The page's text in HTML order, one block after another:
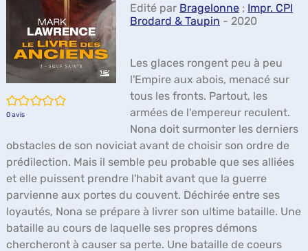
/5
0avis
Edité par Bragelonne ; Impr. CPI
Brodard & Taupin - 2020
Les glaces rongent peu à peu
l'Empire aux abois, menacé sur
tous les fronts. Partout, les
armées de l'empereur reculent.
Nona doit surmonter les derniers
obstacles de son noviciat avant de choisir son ordre de
prédilection. Mais il semble peu probable que ses alliées
et elle puissent prendre l'habit avant que la guerre
parvienne aux portes du couvent. Déchirée entre ses
loyautés, Nona se prépare à livrer son ultime bataille. Une
bataille au cours de laquelle ses propres démons
chercheront à causer sa perte. Une bataille de coeurs